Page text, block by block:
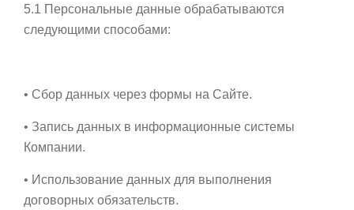
5.1 Персональные данные обрабатываются
следующими способами:
• Сбор данных через формы на Сайте.
• Запись данных в информационные системы
Компании.
• Использование данных для выполнения
договорных обязательств.